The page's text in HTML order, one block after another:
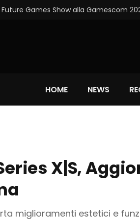
Future Games Show alla Gamescom
HOME NEWS
X|S,
miglioramenti estetici e